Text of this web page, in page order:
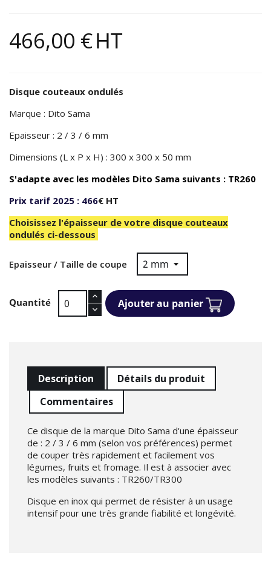
466,00 €HT
Disque couteaux ondulés
Marque : Dito Sama
Epaisseur : 2 / 3 / 6 mm
Dimensions (L x P x H) : 300 x 300 x 50 mm
S'adapte avec les modèles Dito Sama suivants : TR260
Prix tarif 2025 : 466€ HT
Choisissez l'épaisseur de votre disque couteaux
ondulés ci-dessous
Epaisseur / Taille de coupe
Quantité Ajouter au panier
Description
Détails du produit
Commentaires
Ce disque de la marque Dito Sama d'une épaisseur
de : 2 / 3 / 6 mm (selon vos préférences) permet
de couper très rapidement et facilement vos
légumes, fruits et fromage. Il est à associer avec
les modèles suivants : TR260/TR300
Disque en inox qui permet de résister à un usage
intensif pour une très grande fiabilité et longévité.